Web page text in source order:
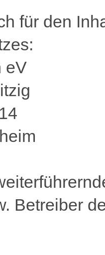
für den
eV
Betreiber